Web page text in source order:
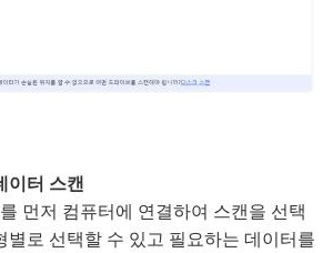
이터 스캔
먼저 컴퓨터에 연결하여 스캔을 선택
별로 선택할 수 있고 필요하는 데이터를